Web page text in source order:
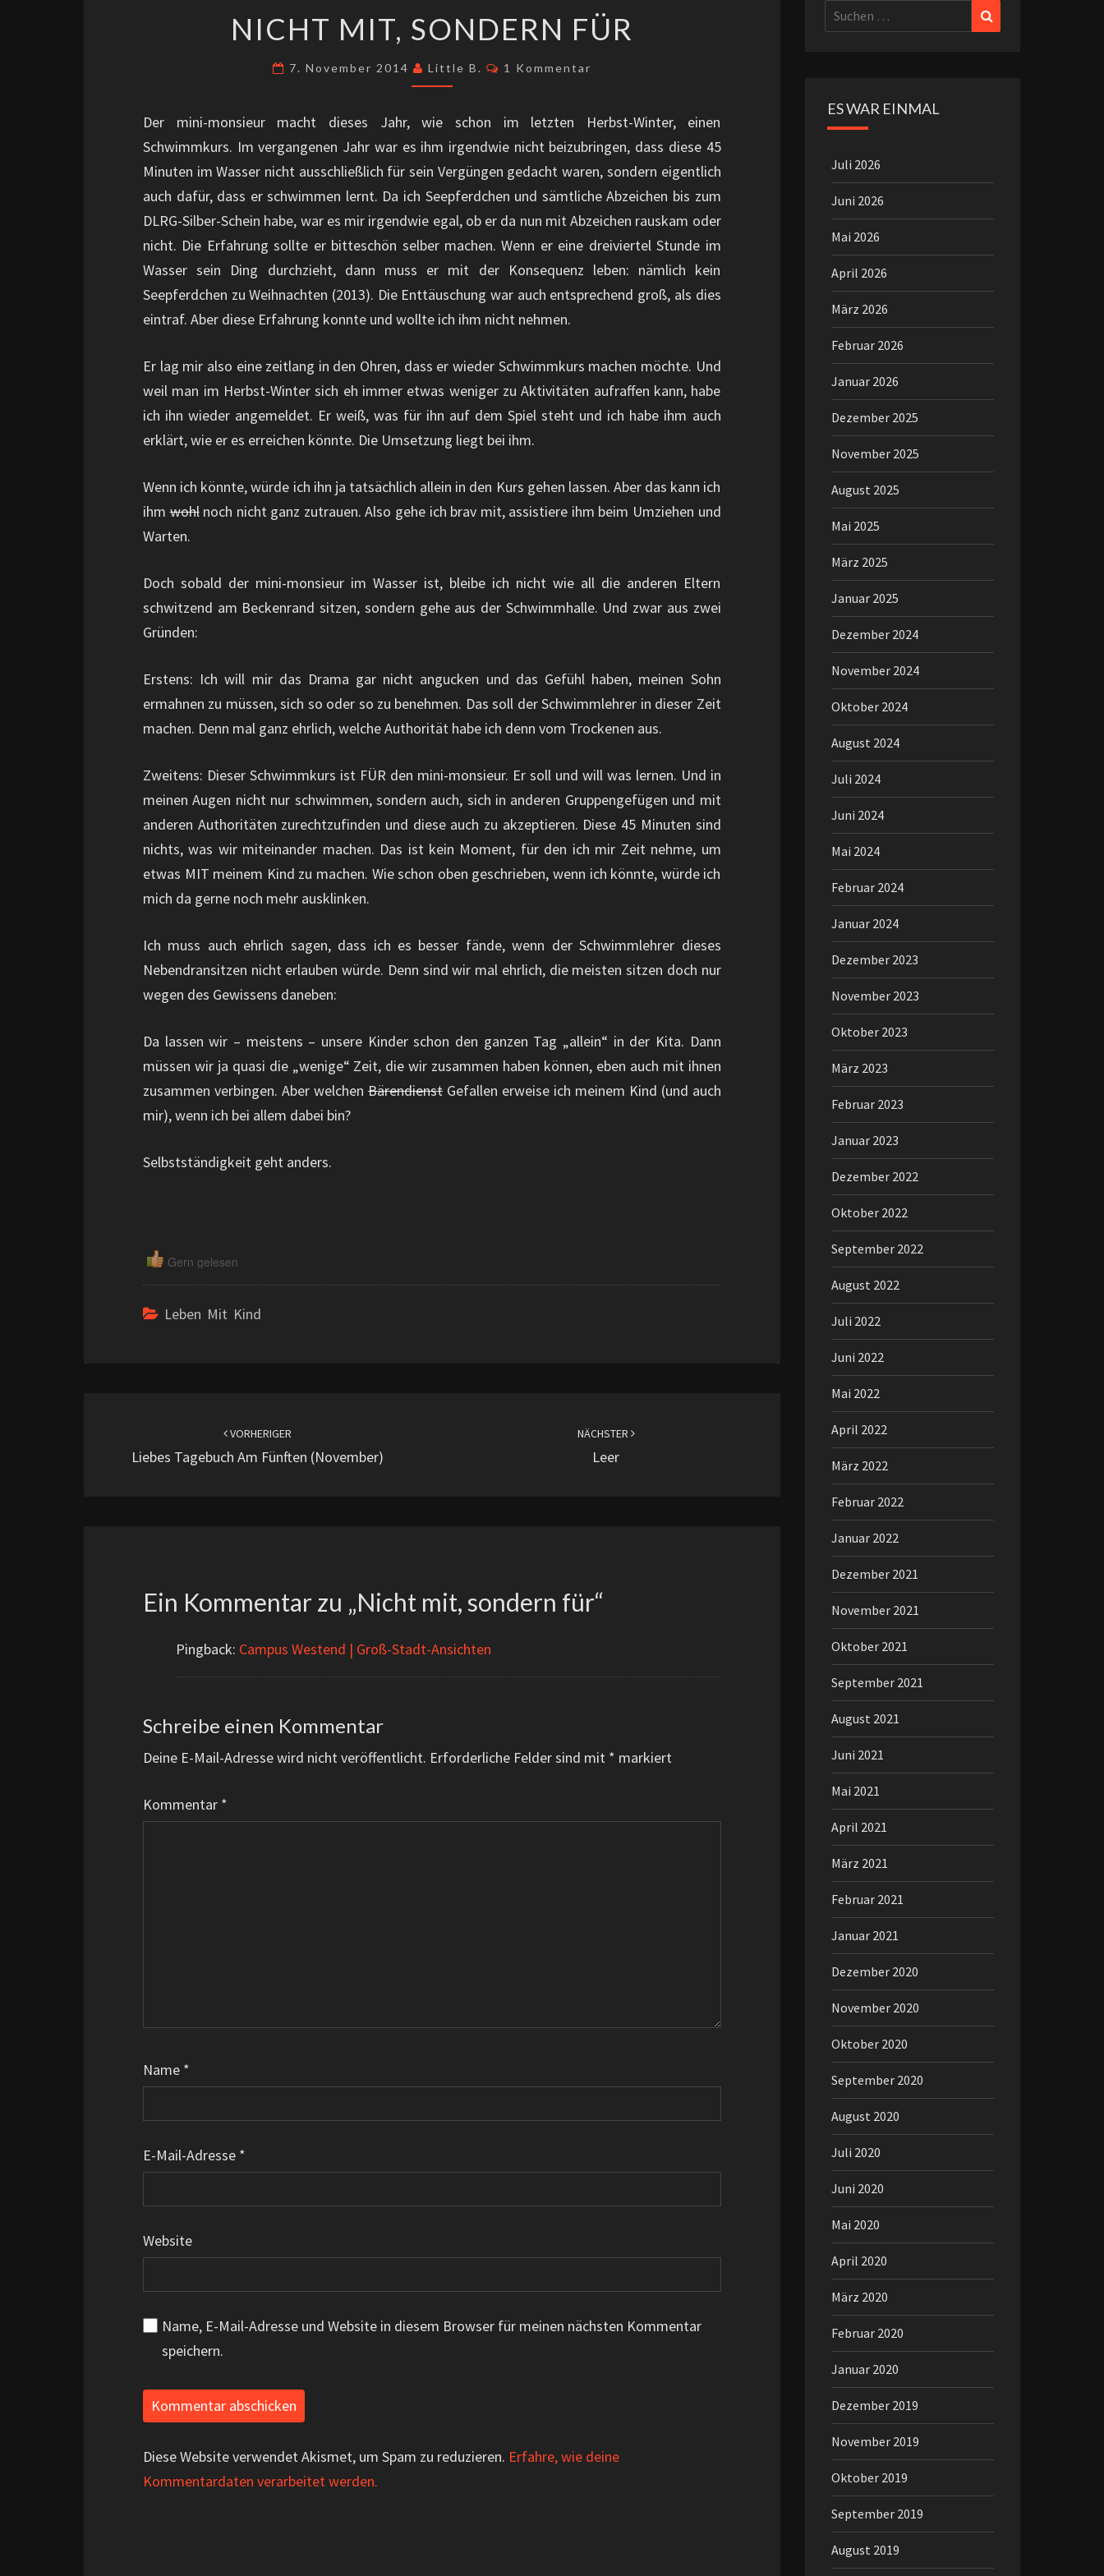
MIT,
NICHT MIT, SONDERN FÜR
7. November 2014 Little B. Kommentare
1 Kommentar
Der mini-monsieur macht dieses Jahr, wie schon im letzten Herbst-Winter, einen
Schwimmkurs. Im vergangenen Jahr war es ihm irgendwie nicht beizubringen, dass diese 45
Minuten im Wasser nicht ausschließlich für sein Vergüngen gedacht waren, sondern eigentlich
auch dafür, dass er schwimmen lernt. Da ich Seepferdchen und sämtliche Abzeichen bis zum
DLRG-Silber-Schein habe, war es mir irgendwie egal, ob er da nun mit Abzeichen rauskam oder
nicht. Die Erfahrung sollte er bitteschön selber machen. Wenn er eine dreiviertel Stunde im
Wasser sein Ding durchzieht, dann muss er mit der Konsequenz leben: nämlich kein
Seepferdchen zu Weihnachten (2013). Die Enttäuschung war auch entsprechend groß, als dies
eintraf. Aber diese Erfahrung konnte und wollte ich ihm nicht nehmen.
Er lag mir also eine zeitlang in den Ohren, dass er wieder Schwimmkurs machen möchte. Und
weil man im Herbst-Winter sich eh immer etwas weniger zu Aktivitäten aufraffen kann, habe
ich ihn wieder angemeldet. Er weiß, was für ihn auf dem Spiel steht und ich habe ihm auch
erklärt, wie er es erreichen könnte. Die Umsetzung liegt bei ihm.
Wenn ich könnte, würde ich ihn ja tatsächlich allein in den Kurs gehen lassen. Aber das kann ich
ihmwohlnoch nicht ganz zutrauen. Also gehe ich brav mit, assistiere ihm beim Umziehen und
Warten.
Doch sobald der mini-monsieur im Wasser ist, bleibe ich nicht wie all die anderen Eltern
schwitzend am Beckenrand sitzen, sondern gehe aus der Schwimmhalle. Und zwar aus zwei
Gründen:
Erstens: Ich will mir das Drama gar nicht angucken und das Gefühl haben, meinen Sohn
ermahnen zu müssen, sich so oder so zu benehmen. Das soll der Schwimmlehrer in dieser Zeit
machen. Denn mal ganz ehrlich, welche Authorität habe ich denn vom Trockenen aus.
Zweitens: Dieser Schwimmkurs ist FÜR den mini-monsieur. Er soll und will was lernen. Und in
meinen Augen nicht nur schwimmen, sondern auch, sich in anderen Gruppengefügen und mit
anderen Authoritäten zurechtzufinden und diese auch zu akzeptieren. Diese 45 Minuten sind
nichts, was wir miteinander machen. Das ist kein Moment, für den ich mir Zeit nehme, um
etwas MIT meinem Kind zu machen. Wie schon oben geschrieben, wenn ich könnte, würde ich
mich da gerne noch mehr ausklinken.
Ich muss auch ehrlich sagen, dass ich es besser fände, wenn der Schwimmlehrer dieses
Nebendransitzen nicht erlauben würde. Denn sind wir mal ehrlich, die meisten sitzen doch nur
wegen des Gewissens daneben:
Da lassen wir – meistens – unsere Kinder schon den ganzen Tag „allein“ in der Kita. Dann
müssen wir ja quasi die „wenige“ Zeit, die wir zusammen haben können, eben auch mit ihnen
zusammen verbingen. Aber welchenBärendienstGefallen erweise ich meinem Kind (und auch
mir), wenn ich bei allem dabei bin?
Selbstständigkeit geht anders.
Gern gelesen
Leben Mit Kind
VORHERIGER
Liebes Tagebuch Am Fünften (November)
NÄCHSTER
Leer
Ein Kommentar zu „Nicht mit, sondern für“
Pingback: Campus Westend | Groß-Stadt-Ansichten
Schreibe einen Kommentar
Deine E-Mail-Adresse wird nicht veröffentlicht. Erforderliche Felder sind mit * markiert
Kommentar *
Name *
E-Mail-Adresse *
Website
Name, E-Mail-Adresse und Website in diesem Browser für meinen nächsten Kommentar
speichern.
Diese Website verwendet Akismet, um Spam zu reduzieren. Erfahre, wie deine
Kommentardaten verarbeitet werden.
Suchen
nach:
ES WAR EINMAL
Juli 2026
Juni 2026
Mai 2026
April 2026
März 2026
Februar 2026
Januar 2026
Dezember 2025
November 2025
August 2025
Mai 2025
März 2025
Januar 2025
Dezember 2024
November 2024
Oktober 2024
August 2024
Juli 2024
Juni 2024
Mai 2024
Februar 2024
Januar 2024
Dezember 2023
November 2023
Oktober 2023
März 2023
Februar 2023
Januar 2023
Dezember 2022
Oktober 2022
September 2022
August 2022
Juli 2022
Juni 2022
Mai 2022
April 2022
März 2022
Februar 2022
Januar 2022
Dezember 2021
November 2021
Oktober 2021
September 2021
August 2021
Juni 2021
Mai 2021
April 2021
März 2021
Februar 2021
Januar 2021
Dezember 2020
November 2020
Oktober 2020
September 2020
August 2020
Juli 2020
Juni 2020
Mai 2020
April 2020
März 2020
Februar 2020
Januar 2020
Dezember 2019
November 2019
Oktober 2019
September 2019
August 2019